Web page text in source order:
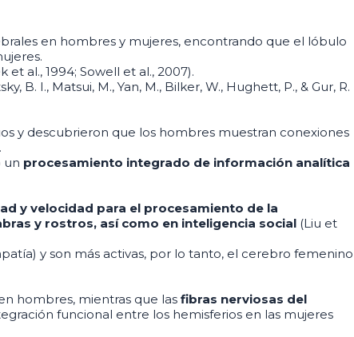
en hombres y mujeres, encontrando que el lóbulo
al., 1994; Sowell et al., 2007).
B. I., Matsui, M., Yan, M., Bilker, W., Hughett, P., & Gur, R.
y descubrieron que los hombres muestran conexiones
.
un procesamiento integrado de información analítica
y velocidad para el procesamiento de la
y rostros, así como en inteligencia social (Liu et
y son más activas, por lo tanto, el cerebro femenino
hombres, mientras que las fibras nerviosas del
funcional entre los hemisferios en las mujeres